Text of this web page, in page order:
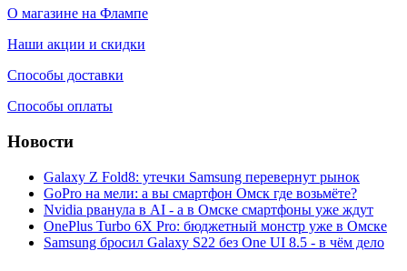
О магазине на Флампе
Наши акции и скидки
Способы доставки
Способы оплаты
Новости
Galaxy Z Fold8: утечки Samsung перевернут рынок
GoPro на мели: а вы смартфон Омск где возьмёте?
Nvidia рванула в AI - а в Омске смартфоны уже ждут
OnePlus Turbo 6X Pro: бюджетный монстр уже в Омске
Samsung бросил Galaxy S22 без One UI 8.5 - в чём дело